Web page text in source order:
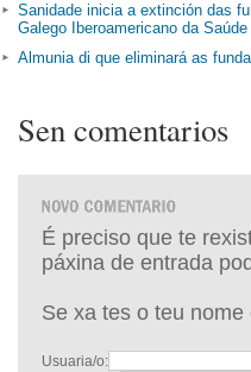
Sanidade inicia a extinción das
Galego Iberoamericano da Saúde
Almunia di que eliminará as
Sen comentarios
É preciso que te
páxina de entrada
Se xa tes o teu
Usuaria/o: